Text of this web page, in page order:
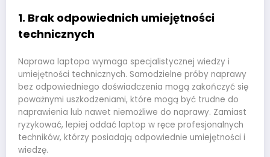
1. Brak odpowiednich umiejętności
technicznych
Naprawa laptopa wymaga specjalistycznej wiedzy i
umiejętności technicznych. Samodzielne próby naprawy
bez odpowiedniego doświadczenia mogą zakończyć się
poważnymi uszkodzeniami, które mogą być trudne do
naprawienia lub nawet niemożliwe do naprawy. Zamiast
ryzykować, lepiej oddać laptop w ręce profesjonalnych
techników, którzy posiadają odpowiednie umiejętności i
wiedzę.